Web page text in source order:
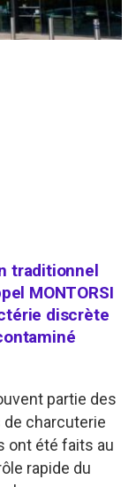
traditionnel
MONTORSI
discrète
partie des
charcuterie
ont été faits au
rapide du